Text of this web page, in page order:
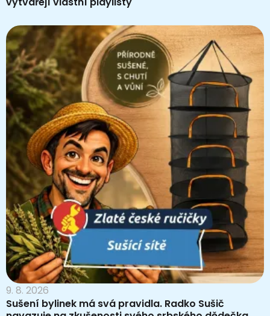
9. 8. 2026
Sušení bylinek má svá pravidla. Radko Sušič